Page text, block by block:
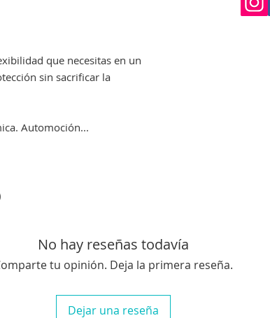
que necesitas en un
sin sacrificar la
Automoción...
No hay reseñas todavía
tu opinión. Deja la primera reseña.
Dejar una reseña